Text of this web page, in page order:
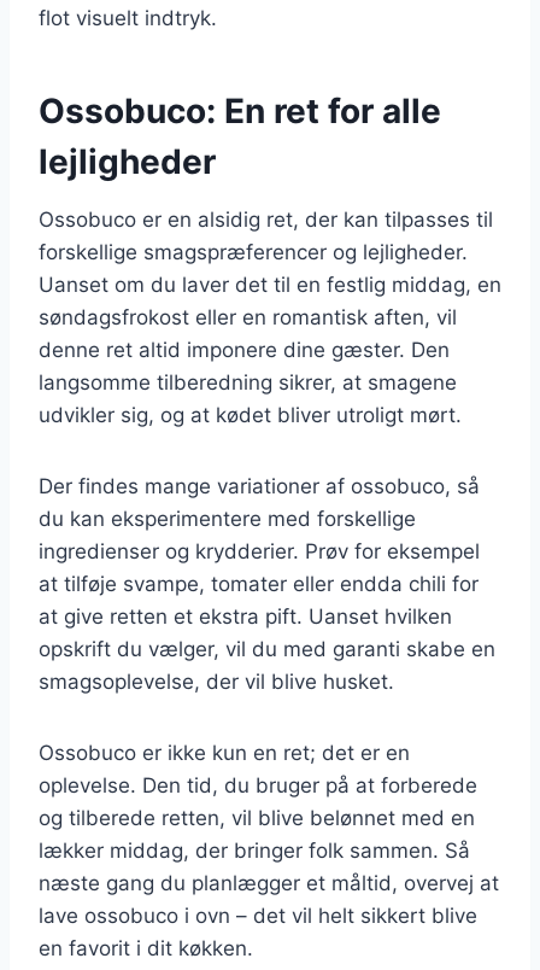
flot visuelt indtryk.
Ossobuco: En ret for alle
lejligheder
Ossobuco er en alsidig ret, der kan tilpasses til
forskellige smagspræferencer og lejligheder.
Uanset om du laver det til en festlig middag, en
søndagsfrokost eller en romantisk aften, vil
denne ret altid imponere dine gæster. Den
langsomme tilberedning sikrer, at smagene
udvikler sig, og at kødet bliver utroligt mørt.
Der findes mange variationer af ossobuco, så
du kan eksperimentere med forskellige
ingredienser og krydderier. Prøv for eksempel
at tilføje svampe, tomater eller endda chili for
at give retten et ekstra pift. Uanset hvilken
opskrift du vælger, vil du med garanti skabe en
smagsoplevelse, der vil blive husket.
Ossobuco er ikke kun en ret; det er en
oplevelse. Den tid, du bruger på at forberede
og tilberede retten, vil blive belønnet med en
lækker middag, der bringer folk sammen. Så
næste gang du planlægger et måltid, overvej at
lave ossobuco i ovn – det vil helt sikkert blive
en favorit i dit køkken.